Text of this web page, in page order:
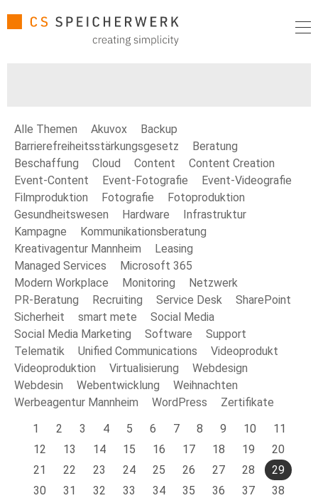
Alle Themen Akuvox
Backup
Barrierefreiheitsstärkungsgesetz
Beratung
Beschaffung
Cloud Content
Content Creation
Event-Content
Event-Fotografie
Event-Videografie
Filmproduktion
Fotografie
Fotoproduktion
Gesundheitswesen
Hardware
Infrastruktur
Kampagne
Kommunikationsberatung
Kreativagentur Mannheim
Leasing
Managed Services
Microsoft 365
Modern Workplace
Monitoring
Netzwerk
PR-Beratung
Recruiting Service Desk
SharePoint
Sicherheit
smart mete
Social Media
Social Media Marketing
Software
Support
Telematik
Unified Communications
Videoprodukt
Videoproduktion
Virtualisierung
Webdesign
Webdesin
Webentwicklung
Weihnachten
Werbeagentur Mannheim
WordPress
Zertifikate
1
2 3 4 5 6 7 8 9 10
11
12
13 14 15 16 17 18 19
20
21
22 23 24 25 26 27 28
29
30
31 32 33 34 35 36 37
38